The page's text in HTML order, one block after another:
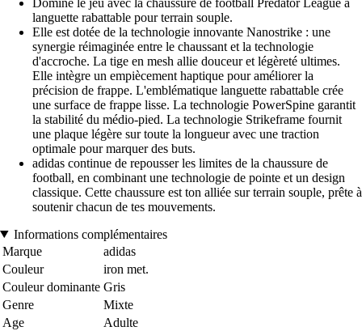
languette rabattable pour terrain souple.
Elle est dotée de la technologie innovante Nanostrike : une
synergie réimaginée entre le chaussant et la technologie
d'accroche. La tige en mesh allie douceur et légèreté ultimes.
Elle intègre un empiècement haptique pour améliorer la
précision de frappe. L'emblématique languette rabattable crée
une surface de frappe lisse. La technologie PowerSpine garantit
la stabilité du médio-pied. La technologie Strikeframe fournit
une plaque légère sur toute la longueur avec une traction
optimale pour marquer des buts.
adidas continue de repousser les limites de la chaussure de
football, en combinant une technologie de pointe et un design
classique. Cette chaussure est ton alliée sur terrain souple, prête à
soutenir chacun de tes mouvements.
Informations complémentaires
Marque
adidas
Couleur
iron met.
Couleur dominante Gris
Genre
Mixte
Age
Adulte